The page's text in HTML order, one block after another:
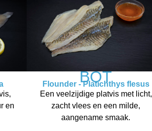
en
BOT
Flounder - Platichthys flesus
Een veelzijdige platvis met licht,
zacht vlees en een milde,
aangename smaak.